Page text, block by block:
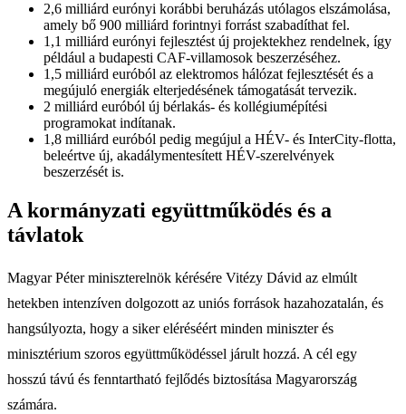
2,6 milliárd eurónyi korábbi beruházás utólagos elszámolása,
amely bő 900 milliárd forintnyi forrást szabadíthat fel.
1,1 milliárd eurónyi fejlesztést új projektekhez rendelnek, így
például a budapesti CAF-villamosok beszerzéséhez.
1,5 milliárd euróból az elektromos hálózat fejlesztését és a
megújuló energiák elterjedésének támogatását tervezik.
2 milliárd euróból új bérlakás- és kollégiumépítési
programokat indítanak.
1,8 milliárd euróból pedig megújul a HÉV- és InterCity-flotta,
beleértve új, akadálymentesített HÉV-szerelvények
beszerzését is.
A kormányzati együttműködés és a
távlatok
Magyar Péter miniszterelnök kérésére Vitézy Dávid az elmúlt
hetekben intenzíven dolgozott az uniós források hazahozatalán, és
hangsúlyozta, hogy a siker eléréséért minden miniszter és
minisztérium szoros együttműködéssel járult hozzá. A cél egy
hosszú távú és fenntartható fejlődés biztosítása Magyarország
számára.